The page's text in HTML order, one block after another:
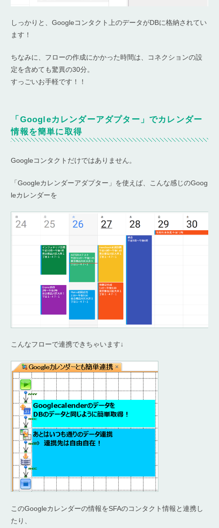
しっかりと、Googleコンタクト上のデータがDBに格納されてい
ます！
ちなみに、フローの作成にかかった時間は、コネクションの設
定を含めても驚異の30分。
すっごいお手軽です！！
「Googleカレンダーアダプター」でカレンダー
情報を簡単に取得
Googleコンタクトだけではありません。
「Googleカレンダーアダプター」を使えば、こんな感じのGoog
leカレンダーを
こんなフローで連携できちゃいます↓
このGoogleカレンダーの情報をSFAのコンタクト情報と連携し
たり、